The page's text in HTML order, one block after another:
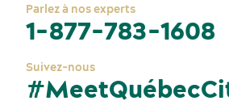
Parlez à nos experts
1-877-783-1608
Suivez-nous